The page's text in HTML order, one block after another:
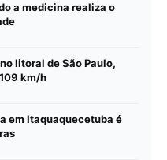
a medicina realiza o
litoral de São Paulo,
km/h
em Itaquaquecetuba é